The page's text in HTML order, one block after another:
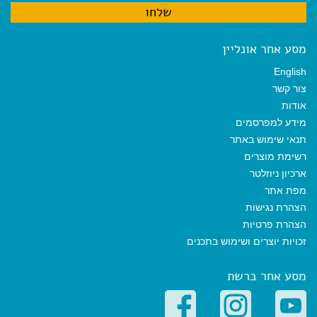
מסע אחר אונליין
English
צור קשר
אודות
מידע למפרסמים
תנאי שימוש באתר
רשימת מוצרים
ארכיון ניוזלטר
מפת אתר
הצהרת נגישות
הצהרת פרטיות
זכויות יוצרים ושימוש בתכנים
מסע אחר ברשת